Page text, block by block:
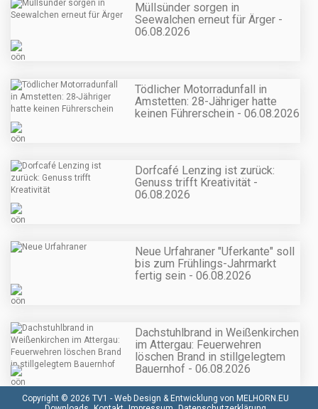
Müllsünder sorgen in
Seewalchen erneut für Ärger -
06.08.2026
Tödlicher Motorradunfall in
Amstetten: 28-Jähriger hatte
keinen Führerschein - 06.08.2026
Dorfcafé Lenzing ist zurück:
Genuss trifft Kreativität -
06.08.2026
Neue Urfahraner "Uferkante" soll
bis zum Frühlings-Jahrmarkt
fertig sein - 06.08.2026
Dachstuhlbrand in Weißenkirchen
im Attergau: Feuerwehren
löschen Brand in stillgelegtem
Bauernhof - 06.08.2026
Copyright © 2026 TV1 - Web Design & Entwicklung von MELHORN.EU